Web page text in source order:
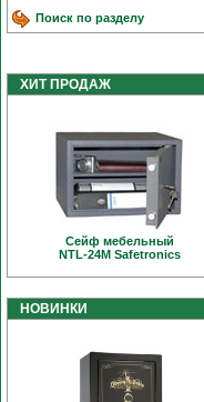
Поиск по разделу
ХИТ ПРОДАЖ
Сейф мебельный
NTL-24M Safetronics
НОВИНКИ